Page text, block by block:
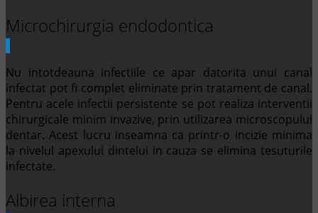
Microchirurgia endodontica
Nu intotdeauna infectiile ce apar datorita unui canal
infectat pot fi complet eliminate prin tratament de canal.
Pentru acele infectii persistente se pot realiza interventii
chirurgicale minim invazive, prin utilizarea microscopului
dentar. Acest lucru inseamna ca printr-o incizie minima
la nivelul apexului dintelui in cauza se elimina tesuturile
infectate.
Albirea interna